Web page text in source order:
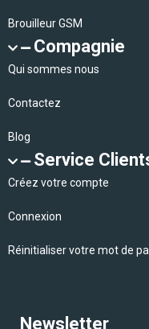
Brouilleur GSM
Compagnie
Qui sommes nous
Contactez
Blog
Service
Créez votre compte
Connexion
Réinitialiser votre mot de
Newsletter